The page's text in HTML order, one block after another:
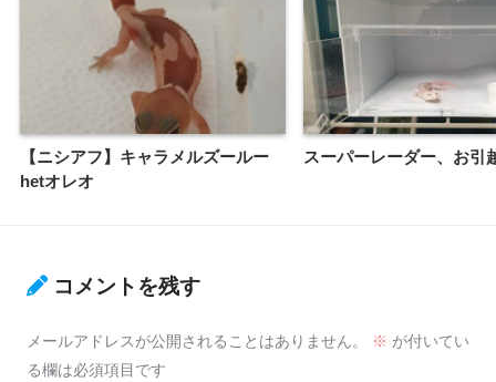
【ニシアフ】キャラメルズールー
hetオレオ
スーパーレーダー、お引
コメントを残す
メールアドレスが公開されることはありません。 ※ が付いてい
る欄は必須項目です